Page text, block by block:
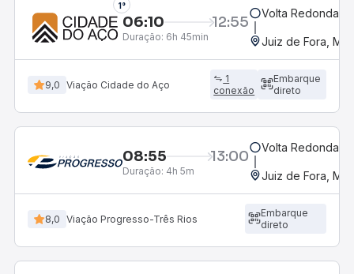
1°
06:10 12:55
Duração: 6h 45min
Volta Redonda,
Juiz de Fora,
9,0 Viação Cidade do Aço
1
conexão
Embarque
direto
08:55 13:00
Duração: 4h 5m
Volta Redonda,
Juiz de Fora,
8,0 Viação Progresso-Três Rios
Embarque
direto